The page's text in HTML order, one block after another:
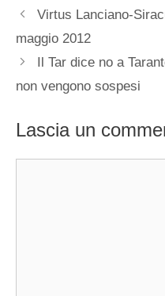
Virtus Lanciano-
maggio 2012
Il Tar dice no a
non vengono sospesi
Lascia un